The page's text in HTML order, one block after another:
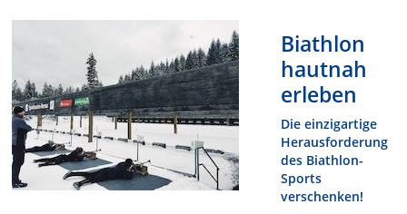
Biathlon
hautnah
erleben
Die einzigartige
Herausforderung
des Biathlon-
Sports
verschenken!